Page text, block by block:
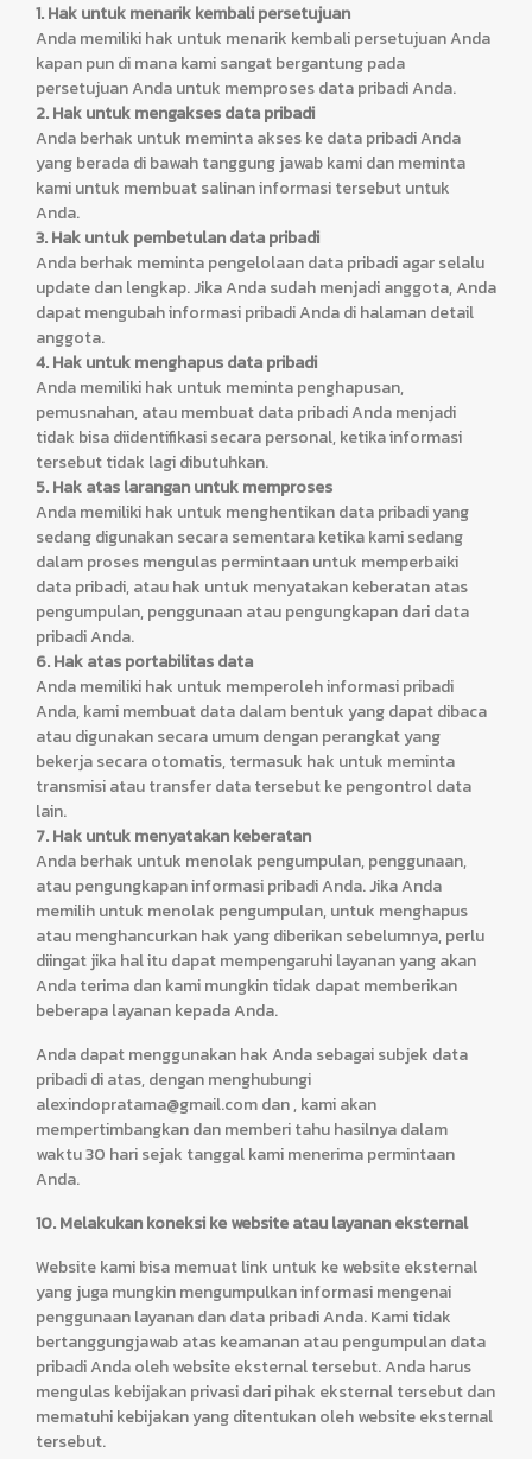
1. Hak untuk menarik kembali persetujuan
Anda memiliki hak untuk menarik kembali persetujuan Anda
kapan pun di mana kami sangat bergantung pada
persetujuan Anda untuk memproses data pribadi Anda.
2. Hak untuk mengakses data pribadi
Anda berhak untuk meminta akses ke data pribadi Anda
yang berada di bawah tanggung jawab kami dan meminta
kami untuk membuat salinan informasi tersebut untuk
Anda.
3. Hak untuk pembetulan data pribadi
Anda berhak meminta pengelolaan data pribadi agar selalu
update dan lengkap. Jika Anda sudah menjadi anggota, Anda
dapat mengubah informasi pribadi Anda di halaman detail
anggota.
4. Hak untuk menghapus data pribadi
Anda memiliki hak untuk meminta penghapusan,
pemusnahan, atau membuat data pribadi Anda menjadi
tidak bisa diidentifikasi secara personal, ketika informasi
tersebut tidak lagi dibutuhkan.
5. Hak atas larangan untuk memproses
Anda memiliki hak untuk menghentikan data pribadi yang
sedang digunakan secara sementara ketika kami sedang
dalam proses mengulas permintaan untuk memperbaiki
data pribadi, atau hak untuk menyatakan keberatan atas
pengumpulan, penggunaan atau pengungkapan dari data
pribadi Anda.
6. Hak atas portabilitas data
Anda memiliki hak untuk memperoleh informasi pribadi
Anda, kami membuat data dalam bentuk yang dapat dibaca
atau digunakan secara umum dengan perangkat yang
bekerja secara otomatis, termasuk hak untuk meminta
transmisi atau transfer data tersebut ke pengontrol data
lain.
7. Hak untuk menyatakan keberatan
Anda berhak untuk menolak pengumpulan, penggunaan,
atau pengungkapan informasi pribadi Anda. Jika Anda
memilih untuk menolak pengumpulan, untuk menghapus
atau menghancurkan hak yang diberikan sebelumnya, perlu
diingat jika hal itu dapat mempengaruhi layanan yang akan
Anda terima dan kami mungkin tidak dapat memberikan
beberapa layanan kepada Anda.
Anda dapat menggunakan hak Anda sebagai subjek data
pribadi di atas, dengan menghubungi
alexindopratama@gmail.com dan , kami akan
mempertimbangkan dan memberi tahu hasilnya dalam
waktu 30 hari sejak tanggal kami menerima permintaan
Anda.
10. Melakukan koneksi ke website atau layanan eksternal
Website kami bisa memuat link untuk ke website eksternal
yang juga mungkin mengumpulkan informasi mengenai
penggunaan layanan dan data pribadi Anda. Kami tidak
bertanggungjawab atas keamanan atau pengumpulan data
pribadi Anda oleh website eksternal tersebut. Anda harus
mengulas kebijakan privasi dari pihak eksternal tersebut dan
mematuhi kebijakan yang ditentukan oleh website eksternal
tersebut.